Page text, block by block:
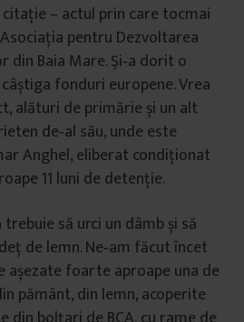
– actul prin care tocmai
pentru Dezvoltarea
din Baia Mare. Şi‑a dorit o
fonduri europene. Vrea
alături de primărie și un alt
de‑al său, unde este
Anghel, eliberat condiționat
11 luni de detenție.
să urci un dâmb și să
de lemn. Ne‑am făcut încet
așezate foarte aproape una de
pământ, din lemn, acoperite